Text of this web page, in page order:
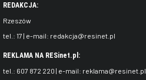
REDAKCJA:
Rzeszów
tel.: 17 | e-mail: redakcja@resinet.pl
REKLAMA NA RESinet.pl:
tel.: 607 872 220 | e-mail: reklama@resinet.pl